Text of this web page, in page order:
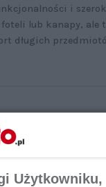
i
foteli lub kanapy,
długich
Użytkowniku,